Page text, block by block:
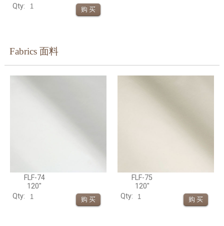
Qty:
Fabrics 面料
FLF-74
120"
Qty:
FLF-75
120"
Qty: